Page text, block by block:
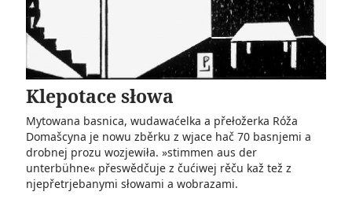
Klepotace słowa
Mytowana basnica, wudawaćelka a přełožerka Róža
Domašcyna je nowu zběrku z wjace hač 70 basnjemi a
drobnej prozu wozjewiła. »stimmen aus der
unterbühne« přeswědčuje z čućiwej rěču kaž tež z
njepřetrjebanymi słowami a wobrazami.